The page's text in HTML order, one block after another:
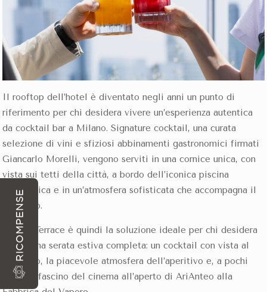
Il rooftop dell’hotel è diventato negli anni un punto di
riferimento per chi desidera vivere un’esperienza autentica
da cocktail bar a Milano. Signature cocktail, una curata
selezione di vini e sfiziosi abbinamenti gastronomici firmati
Giancarlo Morelli, vengono serviti in una cornice unica, con
vista sui tetti della città, a bordo dell’iconica piscina
panoramica e in un’atmosfera sofisticata che accompagna il
tramonto.
La VIU Terrace è quindi la soluzione ideale per chi desidera
vivere una serata estiva completa: un cocktail con vista al
tramonto, la piacevole atmosfera dell’aperitivo e, a pochi
passi, il fascino del cinema all’aperto di AriAnteo alla
RICOMPENSE